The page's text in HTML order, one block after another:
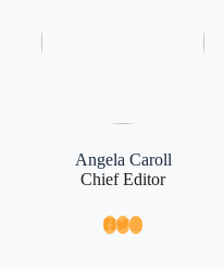
Angela Caroll
Chief Editor